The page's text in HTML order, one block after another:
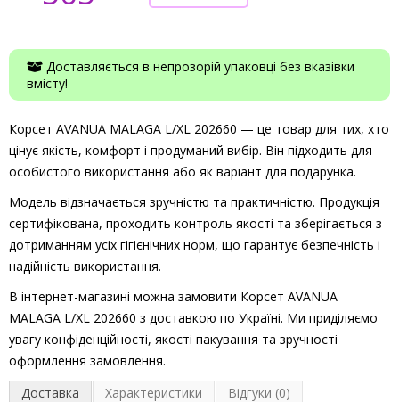
Доставляється в непрозорій упаковці без вказівки
вмісту!
Корсет AVANUA MALAGA L/XL 202660 — це товар для тих, хто
цінує якість, комфорт і продуманий вибір. Він підходить для
особистого використання або як варіант для подарунка.
Модель відзначається зручністю та практичністю. Продукція
сертифікована, проходить контроль якості та зберігається з
дотриманням усіх гігієнічних норм, що гарантує безпечність і
надійність використання.
В інтернет-магазині можна замовити Корсет AVANUA
MALAGA L/XL 202660 з доставкою по Україні. Ми приділяємо
увагу конфіденційності, якості пакування та зручності
оформлення замовлення.
Доставка
Характеристики Відгуки (0)